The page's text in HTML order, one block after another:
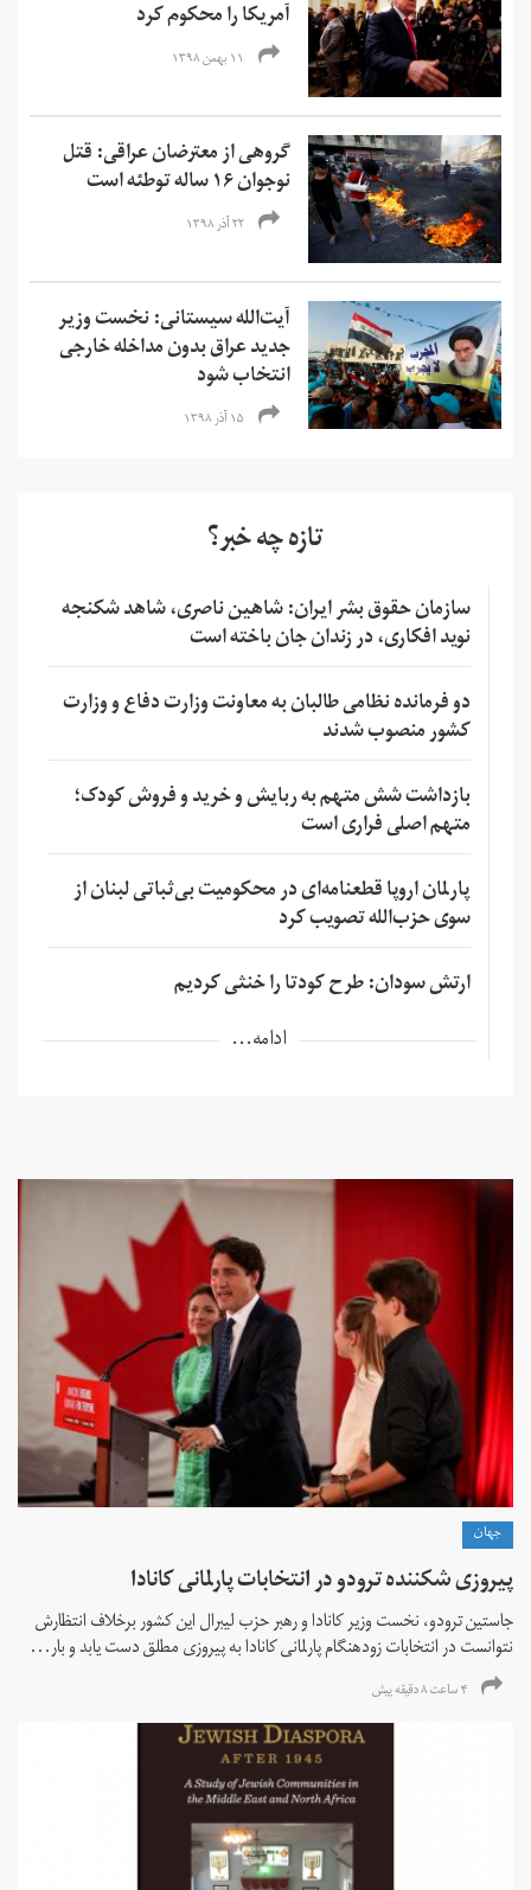
آمریکا را محکوم کرد
۱۱ بهمن ۱۳۹۸
گروهی از معترضان عراقی: قتل
نوجوان ۱۶ ساله توطئه است
۲۲ آذر ۱۳۹۸
آیت‌الله سیستانی: نخست وزیر
جدید عراق بدون مداخله خارجی
انتخاب شود
۱۵ آذر ۱۳۹۸
تازه چه خبر؟
سازمان حقوق بشر ایران: شاهین ناصری، شاهد شکنجه
نوید افکاری، در زندان جان باخته است
دو فرمانده نظامی طالبان به معاونت وزارت دفاع و وزارت
کشور منصوب شدند
بازداشت شش متهم به ربایش و خرید و فروش کودک؛
متهم اصلی فراری است
پارلمان اروپا قطعنامه‌ای در محکومیت بی‌ثباتی لبنان از
سوی حزب‌الله تصویب کرد
ارتش سودان: طرح کودتا را خنثی کردیم
ادامه...
جهان
پیروزی شکننده ترودو در انتخابات پارلمانی کانادا
جاستین ترودو، نخست وزیر کانادا و رهبر حزب لیبرال این کشور برخلاف انتظارش
نتوانست در انتخابات زود‌هنگام پارلمانی کانادا به پیروزی مطلق دست یابد و بار...
۴ ساعت ۸ دقیقه پیش